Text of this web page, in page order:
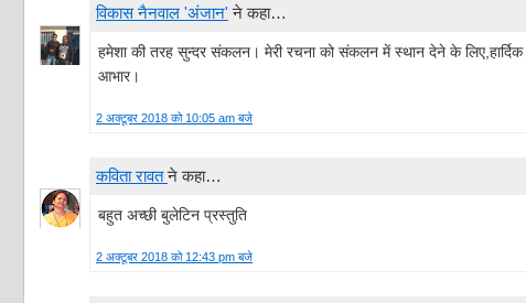
विकास नैनवाल 'अंजान' ने कहा…
हमेशा की तरह सुन्दर संकलन। मेरी रचना को संकलन में स्थान देने के लिए,हार्दिक
आभार।
2 अक्टूबर 2018 को 10:05 am बजे
कविता रावतने कहा…
बहुत अच्छी बुलेटिन प्रस्तुति
2 अक्टूबर 2018 को 12:43 pm बजे